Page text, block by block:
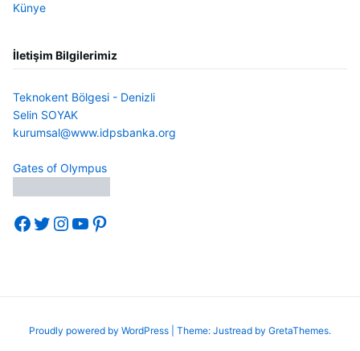
Künye
İletişim Bilgilerimiz
Teknokent Bölgesi - Denizli
Selin SOYAK
kurumsal@www.idpsbanka.org
Gates of Olympus
Facebook
Twitter
Instagram
YouTube
Pinterest
Proudly powered by WordPress Theme: Justread by GretaThemes.